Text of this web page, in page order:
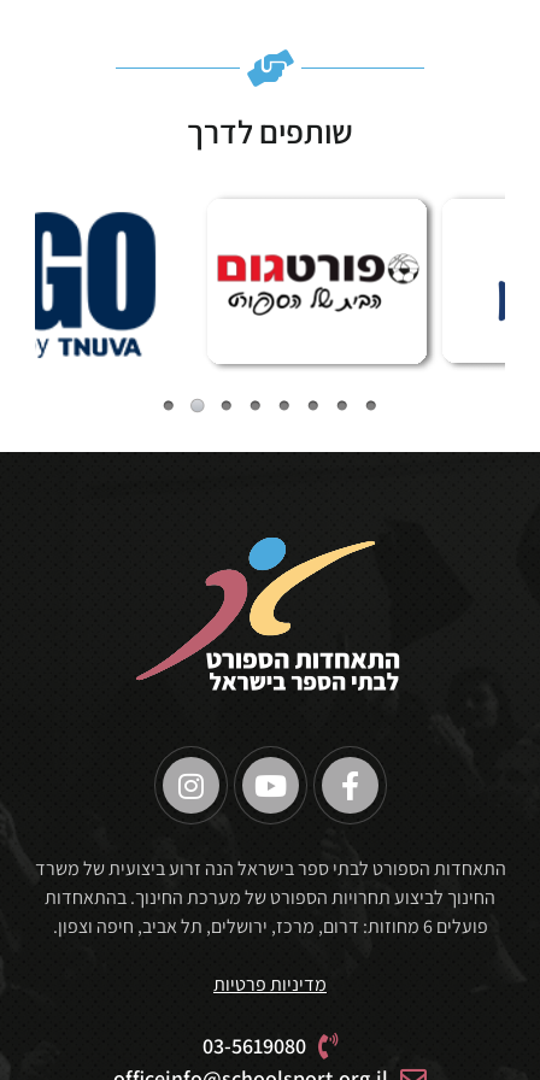
Subscribe
שותפים לדרך
התאחדות הספורט לבתי ספר בישראל הנה זרוע ביצועית של משרד
החינוך לביצוע תחרויות הספורט של מערכת החינוך. בהתאחדות
פועלים 6 מחוזות: דרום, מרכז, ירושלים, תל אביב, חיפה וצפון.
מדיניות פרטיות
03-5619080